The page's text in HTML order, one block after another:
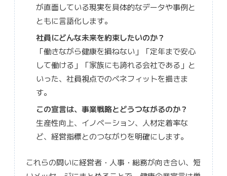
が直面している現実を具体的なデータや事例と
ともに言語化します。
社員にどんな未来を約束したいのか？
「働きながら健康を損ねない」「定年まで安心
して働ける」「家族にも誇れる会社である」と
いった、社員視点でのベネフィットを描きま
す。
この宣言は、事業戦略とどうつながるのか？
生産性向上、イノベーション、人材定着率な
ど、経営指標とのつながりを明確にします。
これらの問いに経営者・人事・総務が向き合い、短